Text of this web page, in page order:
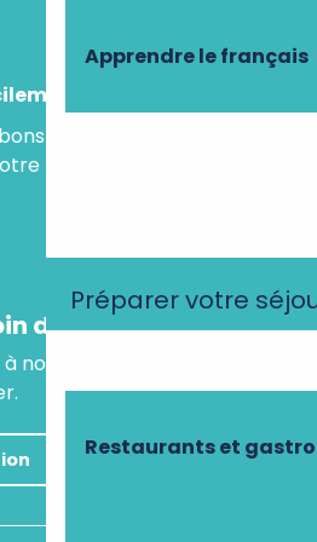
Apprendre le français
Préparer votre
Restaurants et
plans et idées séjours
boite mail.
d'un conseil ?
notre assistant virtuel, il